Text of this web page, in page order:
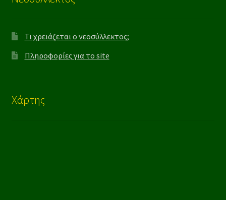
Τι χρειάζεται ο νεοσύλλεκτος;
Πληροφορίες για το site
Χάρτης